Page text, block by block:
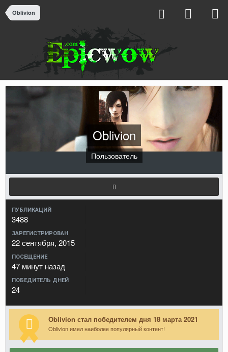
Oblivion
Oblivion
Пользователь
ПУБЛИКАЦИЙ
3488
ЗАРЕГИСТРИРОВАН
22 сентября, 2015
ПОСЕЩЕНИЕ
47 минут назад
ПОБЕДИТЕЛЬ ДНЕЙ
24
Oblivion стал победителем дня 18 марта 2021
Oblivion имел наиболее популярный контент!